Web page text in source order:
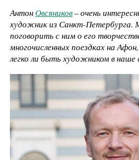
АнтонОвсяников– очень
художник из Санкт-Петербурга.
поговорить с ним о его
многочисленных поездках на
легко ли быть художником в наше